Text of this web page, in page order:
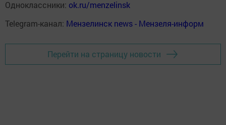
Одноклассники: ok.ru/menzelinsk
Telegram-канал: Мензелинск news - Мензеля-информ
Перейти на страницу новости